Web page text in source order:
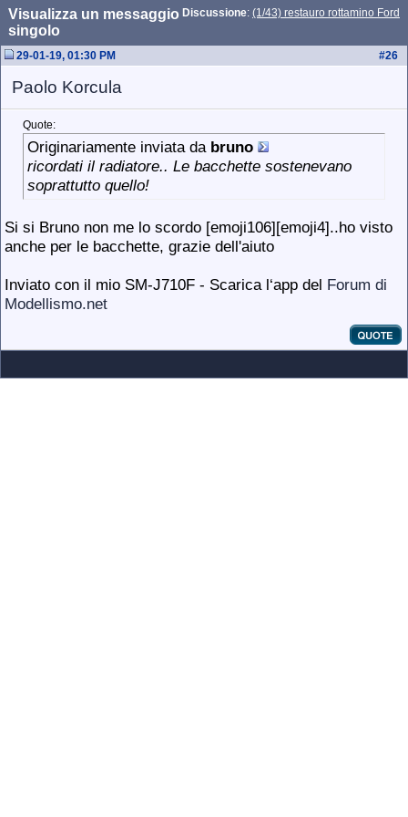
Discussione: (1/43) restauro rottamino Ford
Visualizza un messaggio
singolo
#26
29-01-19, 01:30 PM
Paolo Korcula
Quote:
Originariamente inviata da bruno
ricordati il radiatore.. Le bacchette sostenevano
soprattutto quello!
Si si Bruno non me lo scordo [emoji106][emoji4]..ho visto
anche per le bacchette, grazie dell'aiuto
Inviato con il mio SM-J710F - Scarica l‘app del Forum di
Modellismo.net